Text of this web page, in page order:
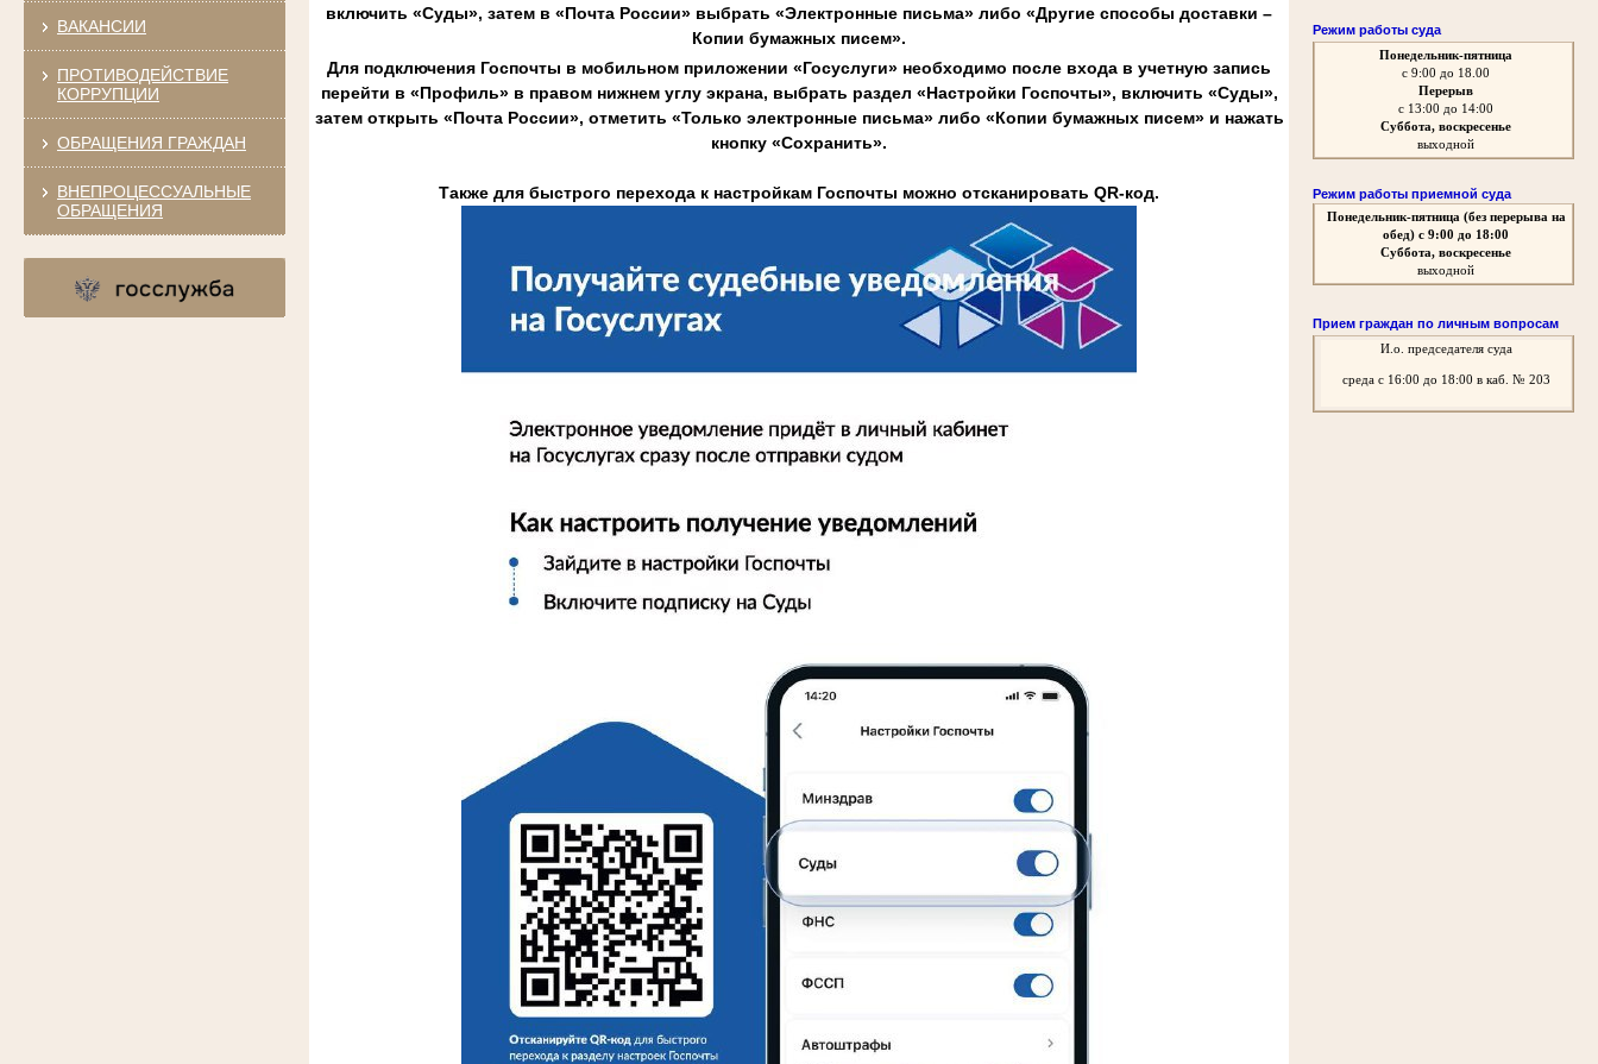
ВАКАНСИИ
ПРОТИВОДЕЙСТВИЕ
КОРРУПЦИИ
ОБРАЩЕНИЯ ГРАЖДАН
ВНЕПРОЦЕССУАЛЬНЫЕ
ОБРАЩЕНИЯ
Режим работы суда
Понедельник-пятница
с 9:00 до 18.00
Перерыв
с 13:00 до 14:00
Суббота, воскресенье
выходной
Режим работы приемной суда
Понедельник-пятница (без перерыва на
обед) с 9:00 до 18:00
Суббота, воскресенье
выходной
Прием граждан по личным вопросам
И.о. председателя суда
среда с 16:00 до 18:00 в каб. № 203
включить «Суды», затем в «Почта России» выбрать «Электронные письма» либо «Другие способы доставки –
Копии бумажных писем».
Для подключения Госпочты в мобильном приложении «Госуслуги» необходимо после входа в учетную запись
перейти в «Профиль» в правом нижнем углу экрана, выбрать раздел «Настройки Госпочты», включить «Суды»,
затем открыть «Почта России», отметить «Только электронные письма» либо «Копии бумажных писем» и нажать
кнопку «Сохранить».
Также для быстрого перехода к настройкам Госпочты можно отсканировать QR-код.